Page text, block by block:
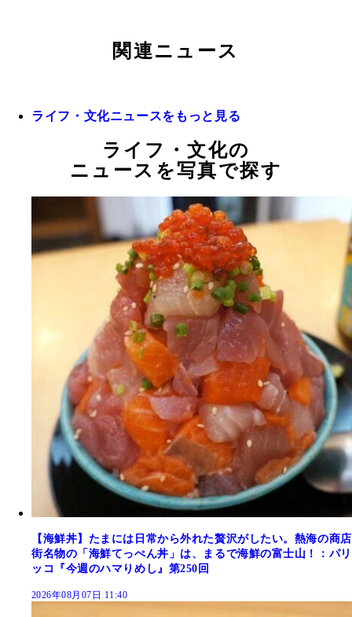
関連ニュース
ライフ・文化ニュースをもっと見る
ライフ・文化の
ニュースを写真で探す
【海鮮丼】たまには日常から外れた贅沢がしたい。熱海の商店
街名物の「海鮮てっぺん丼」は、まるで海鮮の富士山！：パリ
ッコ『今週のハマりめし』第250回
2026年08月07日 11:40